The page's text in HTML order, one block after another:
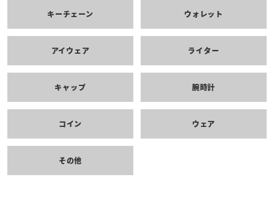
キーチェーン ウォレット
アイウェア ライター
キャップ 腕時計
コイン ウェア
その他